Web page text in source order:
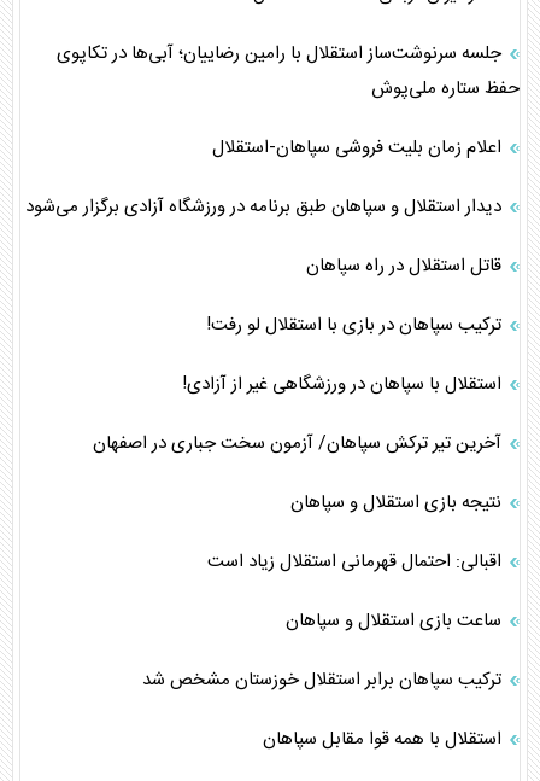
جلسه سرنوشت‌ساز استقلال با رامین رضاییان؛ آبی‌ها در تکاپوی
حفظ ستاره ملی‌پوش
اعلام زمان بلیت فروشی سپاهان-استقلال
دیدار استقلال و سپاهان طبق برنامه در ورزشگاه آزادی برگزار می‌شود
قاتل استقلال در راه سپاهان
ترکیب سپاهان در بازی با استقلال لو رفت!
استقلال با سپاهان در ورزشگاهی غیر از آزادی!
آخرین تیر ترکش سپاهان/ آزمون سخت جباری در اصفهان
نتیجه بازی استقلال و سپاهان
اقبالی: احتمال قهرمانی استقلال زیاد است
ساعت بازی استقلال و سپاهان
ترکیب سپاهان برابر استقلال خوزستان مشخص شد
استقلال با همه قوا مقابل سپاهان